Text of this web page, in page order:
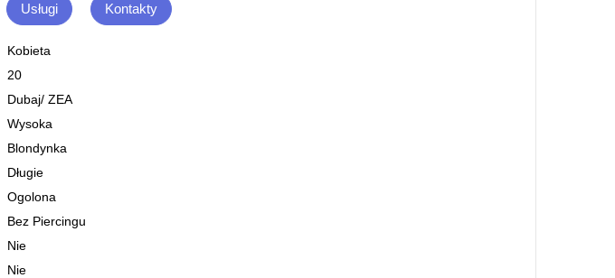
Usługi Kontakty
Kobieta
20
Dubaj/ ZEA
Wysoka
Blondynka
Długie
Ogolona
Bez Piercingu
Nie
Nie